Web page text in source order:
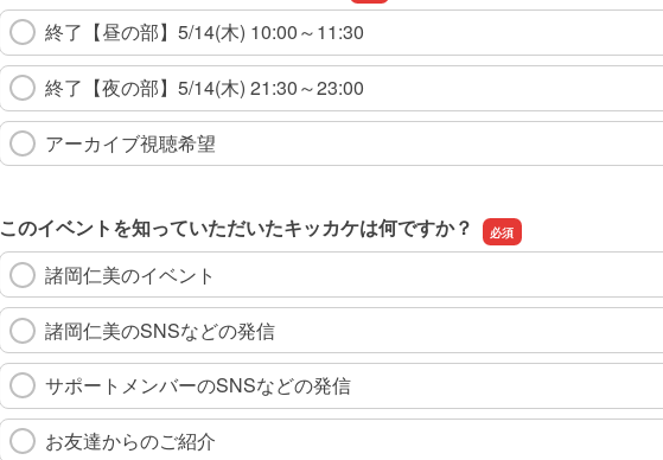
終了【昼の部】5/14(木) 10:00～11:30
終了【夜の部】5/14(木) 21:30～23:00
アーカイブ視聴希望
このイベントを知っていただいたキッカケは何ですか？
諸岡仁美のイベント
諸岡仁美のSNSなどの発信
サポートメンバーのSNSなどの発信
お友達からのご紹介